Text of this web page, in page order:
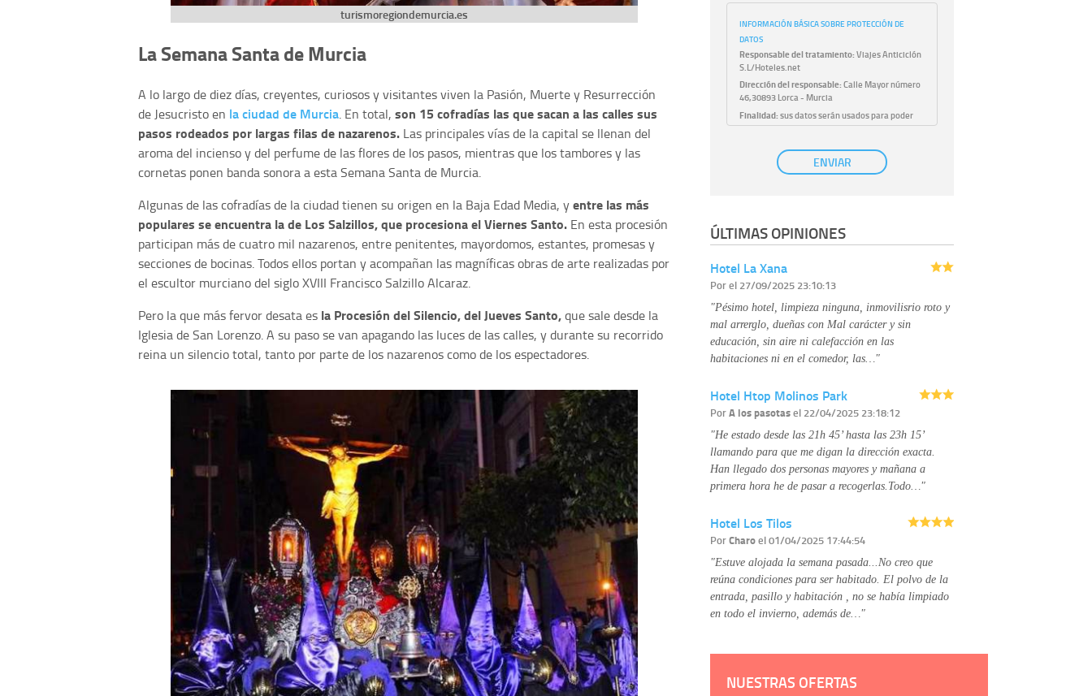
turismoregiondemurcia.es
La Semana Santa de Murcia
A lo largo de diez días, creyentes, curiosos y visitantes viven la Pasión, Muerte y Resurrección
de Jesucristo en la ciudad de Murcia. En total, son 15 cofradías las que sacan a las calles sus
pasos rodeados por largas filas de nazarenos. Las principales vías de la capital se llenan del
aroma del incienso y del perfume de las flores de los pasos, mientras que los tambores y las
cornetas ponen banda sonora a esta Semana Santa de Murcia.
Algunas de las cofradías de la ciudad tienen su origen en la Baja Edad Media, yentre las más
populares se encuentra la de Los Salzillos, que procesiona el Viernes Santo. En esta procesión
participan más de cuatro mil nazarenos, entre penitentes, mayordomos, estantes, promesas y
secciones de bocinas. Todos ellos portan y acompañan las magníficas obras de arte realizadas por
el escultor murciano del siglo XVIII Francisco Salzillo Alcaraz.
Pero la que más fervor desata es la Procesión del Silencio, del Jueves Santo,que sale desde la
Iglesia de San Lorenzo. A su paso se van apagando las luces de las calles, y durante su recorrido
reina un silencio total, tanto por parte de los nazarenos como de los espectadores.
INFORMACIÓN BÁSICA SOBRE PROTECCIÓN DE
DATOS
Responsable del tratamiento:Viajes Anticiclón
S.L/Hoteles.net
Dirección del responsable:Calle Mayor número
46,30893 Lorca - Murcia
Finalidad:sus datos serán usados para poder
atender sus solicitudes y prestarle nuestros
Publicidad: solo le enviaremos publicidad con su
autorización previa, que podrá facilitarnos
con su consentimiento previo, que podrá
facilitarnos mediante la casilla correspondiente
Destinatarios:
personal de nuestra entidad que esté
conocimiento de la información que le pedimos.
No se comunicarán datos a terceros.
Derechos: tiene derecho a saber qué
información tenemos sobre usted, corregirla y
eliminarla, tal y como se explica en la
página web.
Información complementaria:Puede consultar
tratamos sus datos en lapolítica de privacidad
ENVIAR
ÚLTIMAS OPINIONES
Hotel La Xana
Porel 27/09/2025 23:10:13
"Pésimo hotel, limpieza ninguna, inmovilisrio roto y
mal arrerglo, dueñas con Mal carácter y sin
educación, sin aire ni calefacción en las
habitaciones ni en el comedor, las…"
Hotel Htop Molinos Park
PorA los pasotasel 22/04/2025 23:18:12
"He estado desde las 21h 45’ hasta las 23h 15’
llamando para que me digan la dirección exacta.
Han llegado dos personas mayores y mañana a
primera hora he de pasar a recogerlas.Todo…"
Hotel Los Tilos
PorCharoel 01/04/2025 17:44:54
"Estuve alojada la semana pasada...No creo que
reúna condiciones para ser habitado. El polvo de la
entrada, pasillo y habitación , no se había limpiado
en todo el invierno, además de…"
NUESTRAS OFERTAS